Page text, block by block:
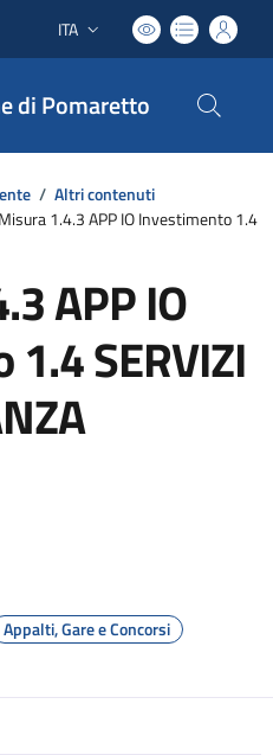
Lingua attiva:
ITA
di Pomaretto
/ Altri contenuti
1.4.3 APP IO Investimento 1.4
APP IO
SERVIZI
Appalti, Gare e Concorsi